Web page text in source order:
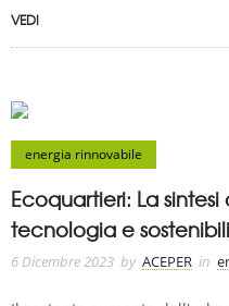
VEDI
energia rinnovabile
Ecoquartieri: La
tecnologia e
6 Dicembre 2023 by ACEPER in